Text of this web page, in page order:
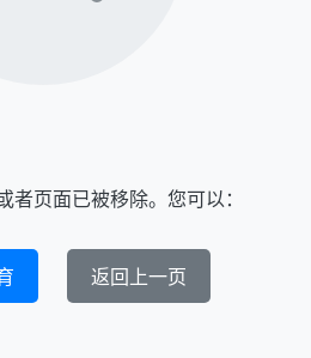
者页面已被移除。您可以：
返回上一页